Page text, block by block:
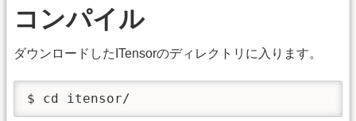
コンパイル
ダウンロードしたITensorのディレクトリに入ります。
$ cd itensor/